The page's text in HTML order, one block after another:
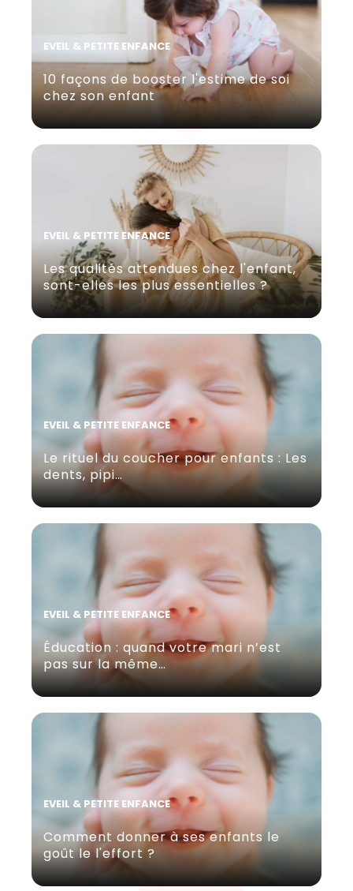
EVEIL & PETITE ENFANCE
10 façons de booster l'estime de soi
chez son enfant
EVEIL & PETITE ENFANCE
Les qualités attendues chez l'enfant,
sont-elles les plus essentielles ?
EVEIL & PETITE ENFANCE
Le rituel du coucher pour enfants : Les
dents, pipi…
EVEIL & PETITE ENFANCE
Éducation : quand votre mari n’est
pas sur la même…
EVEIL & PETITE ENFANCE
Comment donner à ses enfants le
goût le l'effort ?